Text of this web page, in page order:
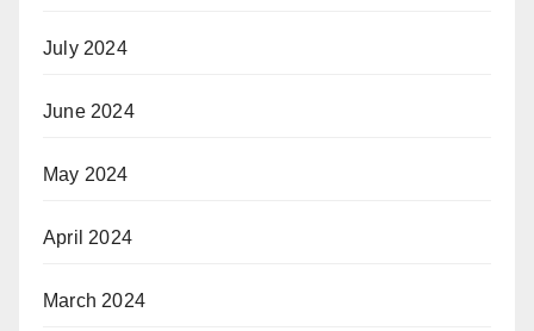
July 2024
June 2024
May 2024
April 2024
March 2024